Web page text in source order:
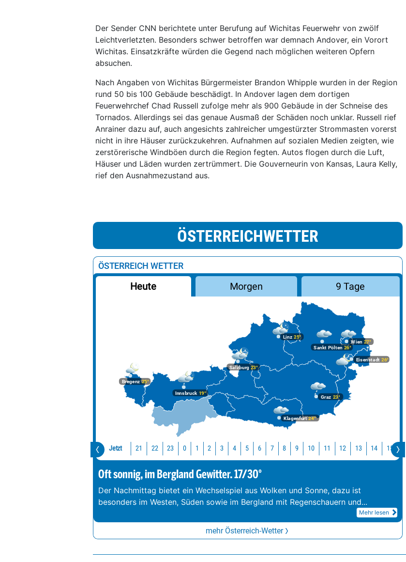
Der Sender CNN berichtete unter Berufung auf Wichitas Feuerwehr von zwölf
Leichtverletzten. Besonders schwer betroffen war demnach Andover, ein Vorort
Wichitas. Einsatzkräfte würden die Gegend nach möglichen weiteren Opfern
absuchen.
Nach Angaben von Wichitas Bürgermeister Brandon Whipple wurden in der Region
rund 50 bis 100 Gebäude beschädigt. In Andover lagen dem dortigen
Feuerwehrchef Chad Russell zufolge mehr als 900 Gebäude in der Schneise des
Tornados. Allerdings sei das genaue Ausmaß der Schäden noch unklar. Russell rief
Anrainer dazu auf, auch angesichts zahlreicher umgestürzter Strommasten vorerst
nicht in ihre Häuser zurückzukehren. Aufnahmen auf sozialen Medien zeigten, wie
zerstörerische Windböen durch die Region fegten. Autos flogen durch die Luft,
Häuser und Läden wurden zertrümmert. Die Gouverneurin von Kansas, Laura Kelly,
rief den Ausnahmezustand aus.
ÖSTERREICHWETTER
ÖSTERREICH WETTER
Heute Morgen 9 Tage
Bregenz25°
Graz 23°
Innsbruck19°
Klagenfurt24°
Linz 25°
Salzburg23°
Wien 27°
Eisenstadt 26°
Sankt Pölten 26°
Jetzt 21 22 23 0 1 2 3 4 5 6 7 8 9 10 11 12 13 14 15
Oft sonnig, im Bergland Gewitter. 17/30°
Der Nachmittag bietet ein Wechselspiel aus Wolken und Sonne, dazu ist
besonders im Westen, Süden sowie im Bergland mit Regenschauern und...
Mehr lesen
mehr Österreich-Wetter